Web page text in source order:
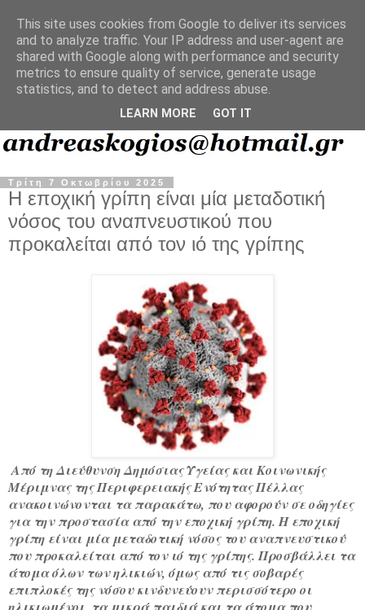
Τρίτη 7 Οκτωβρίου 2025
Η εποχική γρίπη είναι μία μεταδοτική
νόσος του αναπνευστικού που
προκαλείται από τον ιό της γρίπης
Από τη Διεύθυνση Δημόσιας Υγείας και Κοινωνικής
Μέριμνας της Περιφερειακής Ενότητας Πέλλας
ανακοινώνονται τα παρακάτω, που αφορούν σε οδηγίες
για την προστασία από την εποχική γρίπη. Η εποχική
γρίπη είναι μία μεταδοτική νόσος του αναπνευστικού
που προκαλείται από τον ιό της γρίπης. Προσβάλλει τα
άτομα όλων των ηλικιών, όμως από τις σοβαρές
επιπλοκές της νόσου κινδυνεύουν περισσότερο οι
This site uses cookies from Google to deliver its services
and to analyze traffic. Your IP address and user-agent are
shared with Google along with performance and security
metrics to ensure quality of service, generate usage
statistics, and to detect and address abuse.
LEARN MORE GOT IT